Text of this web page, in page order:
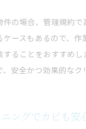
件の場合、管理規約
ースもあるので、作
ることをおすすめし
安全かつ効果的なク
ングでカビも安